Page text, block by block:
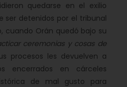
quedarse en el exilio
ser detenidos por el tribunal
cuando Orán quedó bajo su
ceremonias y cosas de
procesos les devuelven a
encerrados en cárceles
de mal gusto para